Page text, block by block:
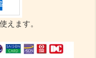
えます。